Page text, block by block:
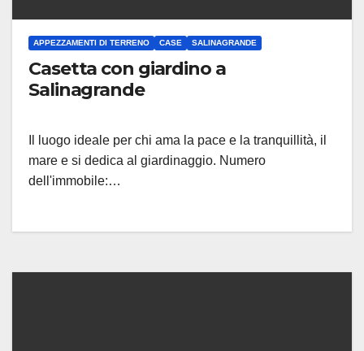
APPEZZAMENTI DI TERRENO CASE SALINAGRANDE
Casetta con giardino a
Salinagrande
Il luogo ideale per chi ama la pace e la tranquillità, il
mare e si dedica al giardinaggio. Numero
dell'immobile:…